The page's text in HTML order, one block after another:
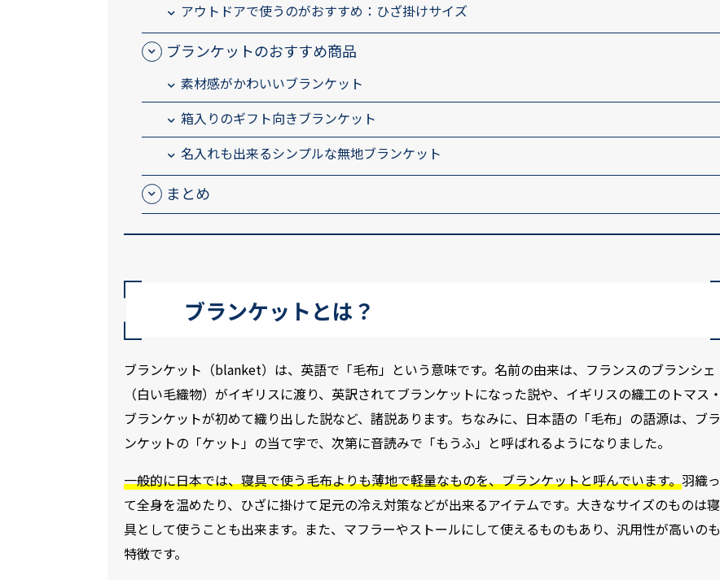
アウトドアで使うのがおすすめ：ひざ掛けサイズ
ブランケットのおすすめ商品
素材感がかわいいブランケット
箱入りのギフト向きブランケット
名入れも出来るシンプルな無地ブランケット
まとめ
ブランケットとは？
ブランケット（blanket）は、英語で「毛布」という意味です。名前の由来は、フランスのブランシェ
（白い毛織物）がイギリスに渡り、英訳されてブランケットになった説や、イギリスの織工のトマス・
ブランケットが初めて織り出した説など、諸説あります。ちなみに、日本語の「毛布」の語源は、ブラ
ンケットの「ケット」の当て字で、次第に音読みで「もうふ」と呼ばれるようになりました。
一般的に日本では、寝具で使う毛布よりも薄地で軽量なものを、ブランケットと呼んでいます。羽織っ
て全身を温めたり、ひざに掛けて足元の冷え対策などが出来るアイテムです。大きなサイズのものは寝
具として使うことも出来ます。また、マフラーやストールにして使えるものもあり、汎用性が高いのも
特徴です。